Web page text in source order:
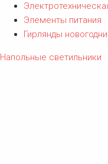
Элементы питания
Гирлянды
Напольные светильники